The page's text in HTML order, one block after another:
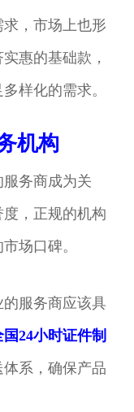
，市场上也形
惠的基础款，
样化的需求。
机构
务商成为关
，正规的机构
场口碑。
服务商应该具
国24小时证件制
系，确保产品